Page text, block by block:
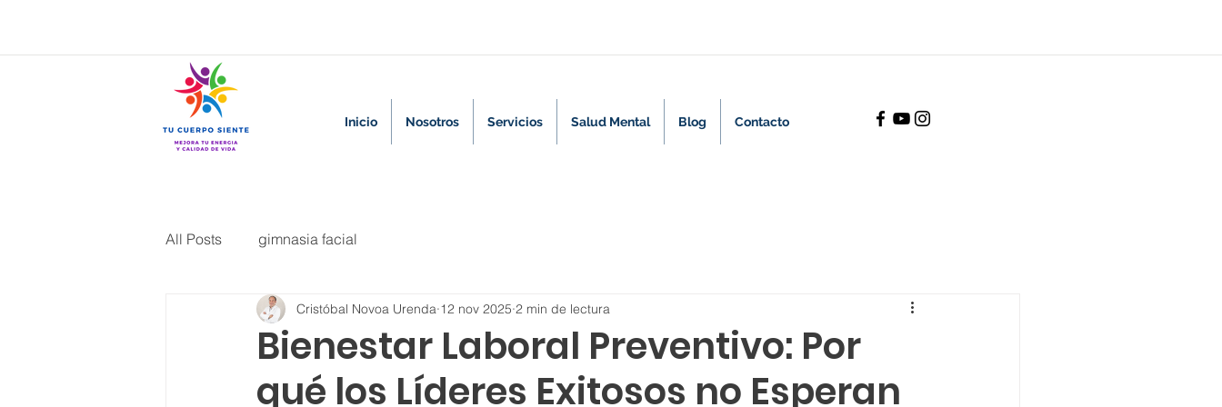
Inicio Nosotros Servicios Salud Mental Blog Contacto
All Posts gimnasia facial
Bienestar Laboral Preventivo: Por
qué los Líderes Exitosos no Esperan
Cristóbal Novoa Urenda 12 nov 2025 2 min de lectura